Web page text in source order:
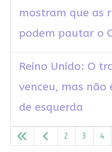
mostram que as
podem pautar o
Reino Unido: O
venceu, mas não
de esquerda
2 3 4